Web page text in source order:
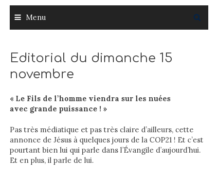
Menu
Editorial du dimanche 15
novembre
« Le Fils de l’homme viendra sur les nuées
avec grande puissance ! »
Pas très médiatique et pas très claire d’ailleurs, cette
annonce de Jésus à quelques jours de la COP21 ! Et c’est
pourtant bien lui qui parle dans l’Évangile d’aujourd’hui.
Et en plus, il parle de lui.